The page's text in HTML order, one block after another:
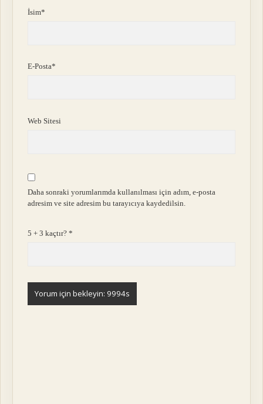
İsim*
E-Posta*
Web Sitesi
Daha sonraki yorumlarımda kullanılması için adım, e-posta
adresim ve site adresim bu tarayıcıya kaydedilsin.
5 + 3 kaçtır?*